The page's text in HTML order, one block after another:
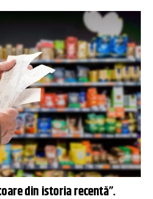
din istoria recentă”.